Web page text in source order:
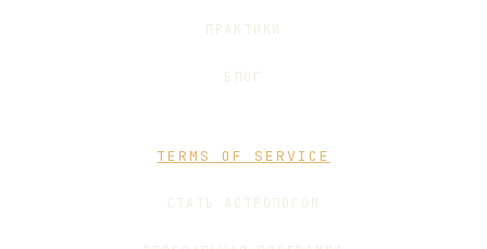
ПРАКТИКИ
БЛОГ
TERMS OF SERVICE
СТАТЬ АСТРОЛОГОМ